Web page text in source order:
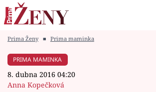
Módní alarm
Zrádci
Prima Ženy ■ Prima maminka
PRIMA MAMINKA
8. dubna 2016 04:20
Anna Kopečková